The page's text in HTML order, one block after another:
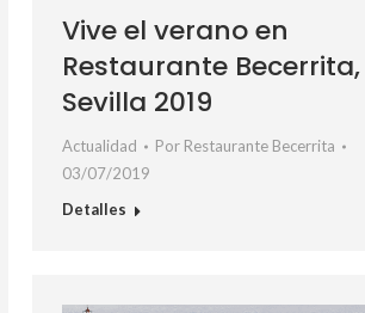
Vive el verano en
Restaurante Becerrita,
Sevilla 2019
Actualidad Por Restaurante Becerrita
03/07/2019
Detalles